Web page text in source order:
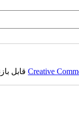
Creativeقابل